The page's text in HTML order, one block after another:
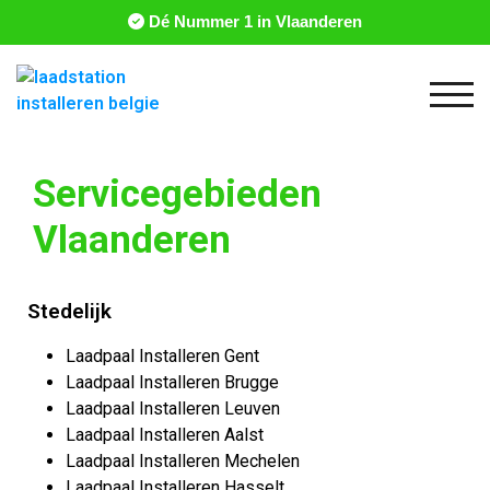
Dé Nummer 1 in Vlaanderen
Servicegebieden
Vlaanderen
Stedelijk
Laadpaal Installeren Gent
Laadpaal Installeren Brugge
Laadpaal Installeren Leuven
Laadpaal Installeren Aalst
Laadpaal Installeren Mechelen